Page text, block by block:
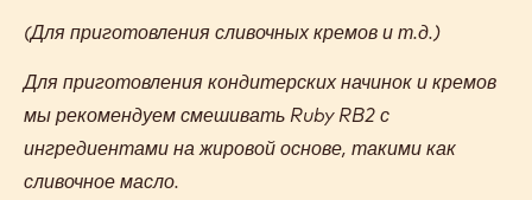
(Для приготовления сливочных кремов и т.д.)
Для приготовления кондитерских начинок и кремов
мы рекомендуем смешивать Ruby RB2 с
ингредиентами на жировой основе, такими как
сливочное масло.